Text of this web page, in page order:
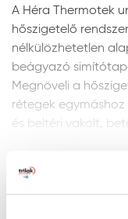
A Héra Thermotek
hőszigetelő
nélkülözhetetlen
beágyazó
Megnöveli a
rétegek
és beltéri vakolt,
páraáteresztő
nem gátolja.